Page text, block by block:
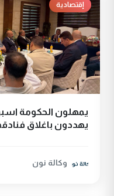
إقتصادية
يمهلون الحكومة
يهددون باغلاق
وكالة نون